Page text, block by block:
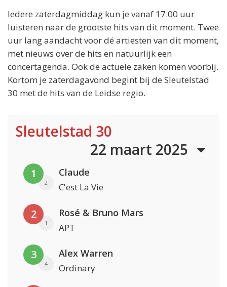
Iedere zaterdagmiddag kun je vanaf 17.00 uur
luisteren naar de grootste hits van dit moment. Twee
uur lang aandacht voor dé artiesten van dit moment,
met nieuws over de hits en natuurlijk een
concertagenda. Ook de actuele zaken komen voorbij.
Kortom je zaterdagavond begint bij de Sleutelstad
30 met de hits van de Leidse regio.
Sleutelstad 30
22 maart 2025
1
2
Claude
C'est La Vie
2
1
Rosé & Bruno Mars
APT
3
4
Alex Warren
Ordinary